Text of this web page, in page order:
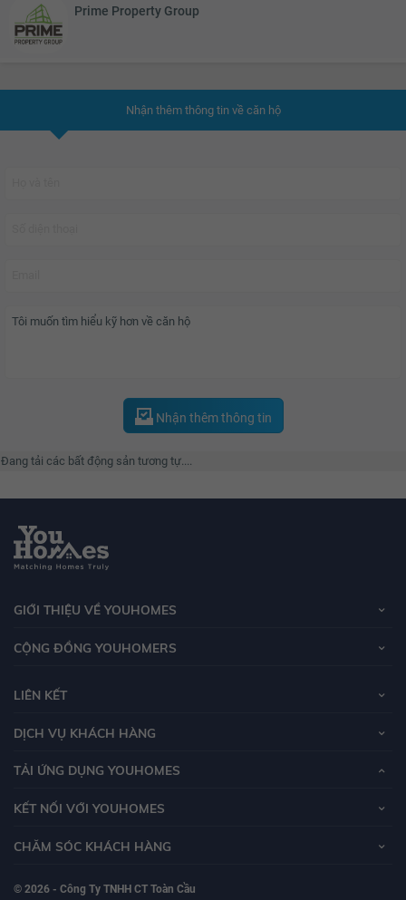
gỗ cứng, phòng tắm lát đá cẩm thạch, nhà bếp chất lượng cao, tủ quần áo
âm tường và trần nhà cao hơn 3 mét, chỉ là một vài trong số rất nhiều lợi thế
Prime Property Group
Nhận thêm thông tin về căn hộ
Nhận thêm thông tin
tải các bất động sản tương tự....
GIỚI THIỆU VỀ YOUHOMES
CỘNG ĐỒNG YOUHOMERS
LIÊN KẾT
DỊCH VỤ KHÁCH HÀNG
TẢI ỨNG DỤNG YOUHOMES
KẾT NỐI VỚI YOUHOMES
CHĂM SÓC KHÁCH HÀNG
© 2026 - Công Ty TNHH CT Toàn Cầu